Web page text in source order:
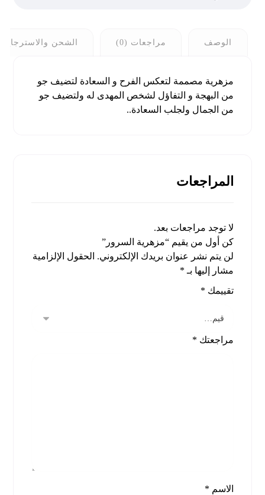
الوصف مراجعات (0) الشحن والاسترجاع
مزهرية مصممة لتعكس الفرح و السعادة لتضيف جو
من البهجة و التفاؤل لشخص المهدى له ولتضيف جو
من الجمال ولجلب السعادة..
المراجعات
لا توجد مراجعات بعد.
كن أول من يقيم “مزهرية السرور”
لن يتم نشر عنوان بريدك الإلكتروني. الحقول الإلزامية
مشار إليها بـ *
تقييمك *
مراجعتك *
الاسم *